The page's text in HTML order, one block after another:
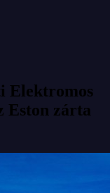
Elektromos
Eston zárta